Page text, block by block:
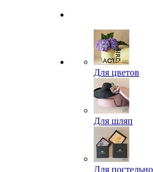
Для цветов
Для шляп
Для